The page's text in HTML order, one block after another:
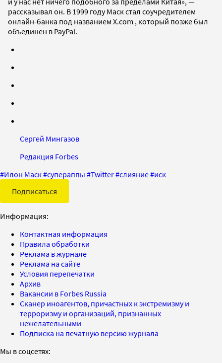
рассказывал он. В 1999 году Маск стал соучредителем
онлайн-банка под названием X.com , который позже был
объединен в PayPal.
Сергей Мингазов
Редакция Forbes
#Илон Маск#супераппы #Twitter#слияние#иск
Подписаться
Информация:
Контактная информация
Правила обработки
Реклама в журнале
Реклама на сайте
Условия перепечатки
Архив
Вакансии в Forbes Russia
Сканер иноагентов, причастных к экстремизму и
терроризму и организаций, признанных
нежелательными
Подписка на печатную версию журнала
Мы в соцсетях: